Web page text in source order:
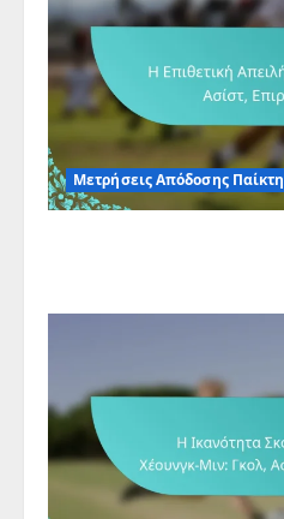
Μετρήσεις Απόδοσης Παίκτη